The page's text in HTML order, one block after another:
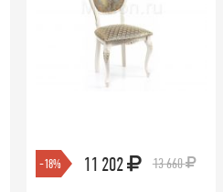
-18% 11 202 13 660